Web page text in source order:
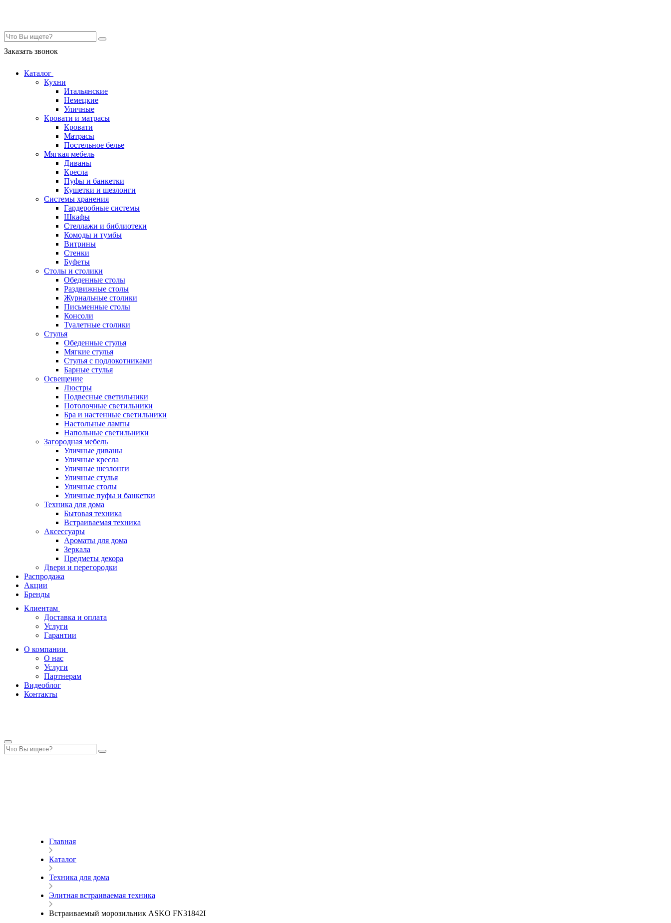
Заказать звонок
Каталог
Кухни
Итальянские
Немецкие
Уличные
Кровати и матрасы
Кровати
Матрасы
Постельное белье
Мягкая мебель
Диваны
Кресла
Пуфы и банкетки
Кушетки и шезлонги
Системы хранения
Гардеробные системы
Шкафы
Стеллажи и библиотеки
Комоды и тумбы
Витрины
Стенки
Буфеты
Столы и столики
Обеденные столы
Раздвижные столы
Журнальные столики
Письменные столы
Консоли
Туалетные столики
Стулья
Обеденные стулья
Мягкие стулья
Стулья с подлокотниками
Барные стулья
Освещение
Люстры
Подвесные светильники
Потолочные светильники
Бра и настенные светильники
Настольные лампы
Напольные светильники
Загородная мебель
Уличные диваны
Уличные кресла
Уличные шезлонги
Уличные стулья
Уличные столы
Уличные пуфы и банкетки
Техника для дома
Бытовая техника
Встраиваемая техника
Аксессуары
Ароматы для дома
Зеркала
Предметы декора
Двери и перегородки
Распродажа
Акции
Бренды
Клиентам
Доставка и оплата
Услуги
Гарантии
О компании
О нас
Услуги
Партнерам
Видеоблог
Контакты
Главная
Каталог
Техника для дома
Элитная встраиваемая техника
Встраиваемый морозильник ASKO FN31842I